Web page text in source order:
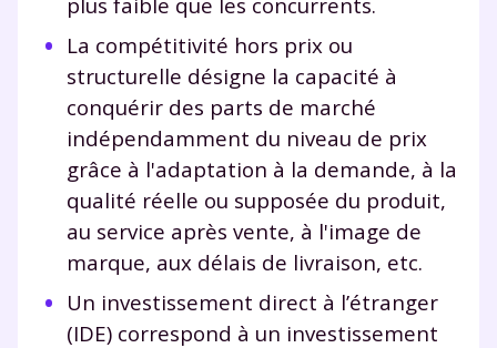
La compétitivité hors prix ou
structurelle désigne la capacité à
conquérir des parts de marché
indépendamment du niveau de prix
grâce à l'adaptation à la demande, à la
qualité réelle ou supposée du produit,
au service après vente, à l'image de
marque, aux délais de livraison, etc.
Un investissement direct à l’étranger
(IDE) correspond à un investissement